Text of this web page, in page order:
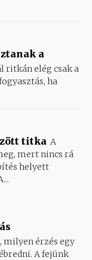
a
ritkán elég csak a
ha
titka A
mert nincs rá
helyett
érzés egy
A fejünk